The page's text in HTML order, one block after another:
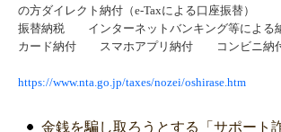
の方ダイレクト納付（e-Taxによる口座振替）
振替納税 インターネットバンキング等によ
カード納付 スマホアプリ納付 コンビニ納付
https://www.nta.go.jp/taxes/nozei/oshirase.htm
金銭を騙し取ろうとする「サポート